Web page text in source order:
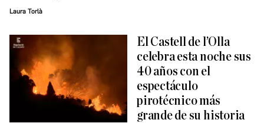
Laura Torlà
El Castell de l’Olla
celebra esta noche sus
40 años con el
espectáculo
pirotécnico más
grande de su historia